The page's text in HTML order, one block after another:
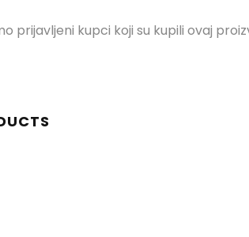
prijavljeni kupci koji su kupili ovaj